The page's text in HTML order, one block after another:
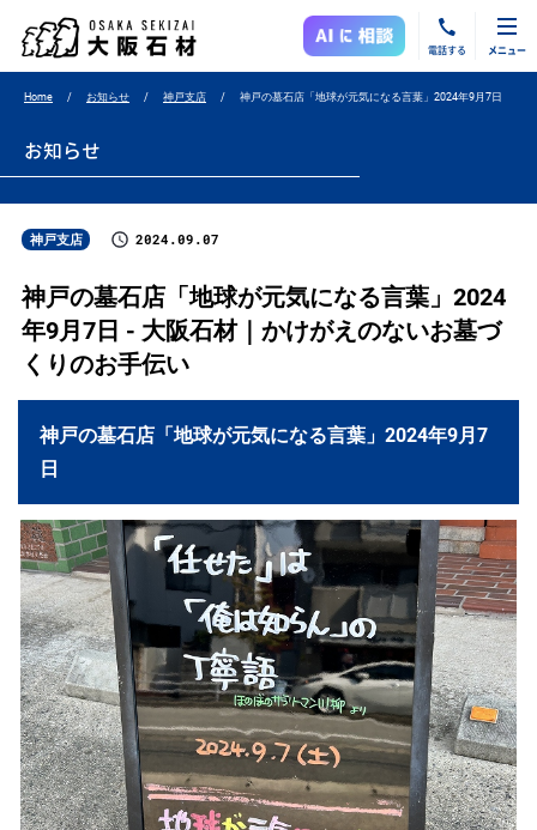
電話する メニュー
Home お知らせ 神戸支店 神戸の墓石店「地球が元気になる言葉」2024年9月7日
お知らせ
神戸支店 2024.09.07
神戸の墓石店「地球が元気になる言葉」2024
年9月7日 - 大阪石材｜かけがえのないお墓づ
くりのお手伝い
神戸の墓石店「地球が元気になる言葉」2024年9月7
日